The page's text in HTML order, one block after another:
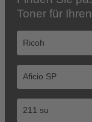
Toner für